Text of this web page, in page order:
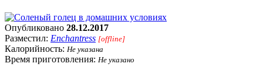
Опубликовано 28.12.2017
Разместил: Enchantress [offline]
Калорийность: Не указана
Время приготовления: Не указано